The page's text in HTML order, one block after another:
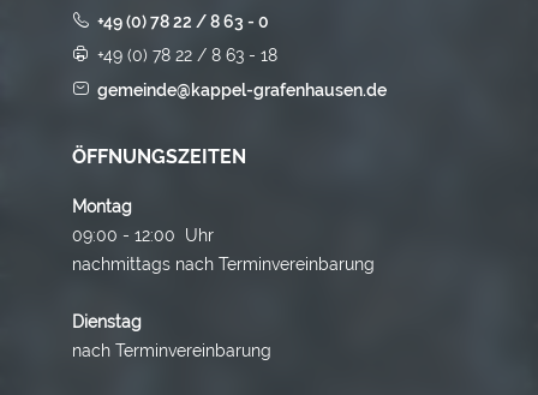
+49 (0) 78 22 / 8 63 - 0
+49 (0) 78 22 / 8 63 - 18
gemeinde@kappel-grafenhausen.de
ÖFFNUNGSZEITEN
Montag
09:00 - 12:00 Uhr
nachmittags nach Terminvereinbarung
Dienstag
nach Terminvereinbarung